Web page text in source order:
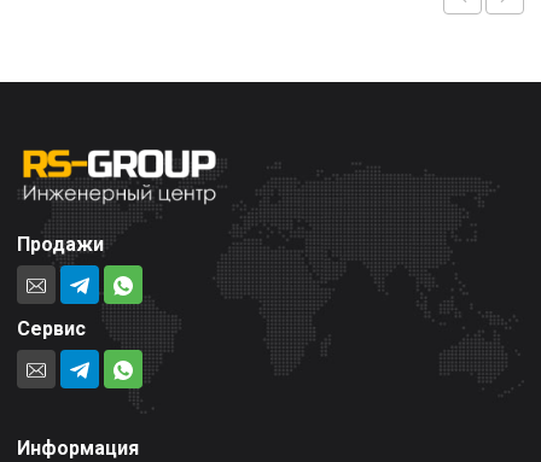
Продажи
Сервис
Информация